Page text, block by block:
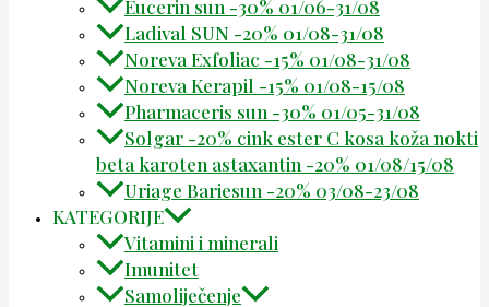
Eucerin sun -30% 01/06-31/08
Ladival SUN -20% 01/08-31/08
Noreva Exfoliac -15% 01/08-31/08
Noreva Kerapil -15% 01/08-15/08
Pharmaceris sun -30% 01/05-31/08
Solgar -20% cink ester C kosa koža nokti
beta karoten astaxantin -20% 01/08/15/08
Uriage Bariesun -20% 03/08-23/08
KATEGORIJE
Vitamini i minerali
Imunitet
Samoliječenje